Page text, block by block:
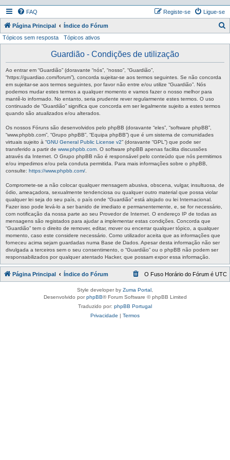
FAQ Ligue-se
Registe-se
Página Principal Índice do Fórum
Tópicos sem resposta Tópicos ativos
Guardião - Condições de utilização
Ao entrar em “Guardião” (doravante “nós”, “nosso”, “Guardião”,
“https://guardiao.com/forum”), concorda sujeitar-se aos termos seguintes. Se não concorda
em sujeitar-se aos termos seguintes, por favor não entre e/ou utilize “Guardião”. Nós
podemos mudar estes termos a qualquer momento e vamos fazer o nosso melhor para
mantê-lo informado. No entanto, seria prudente rever regularmente estes termos. O uso
continuado de “Guardião” significa que concorda em ser legalmente sujeito a estes termos
quando são atualizados e/ou alterados.
Os nossos Fóruns são desenvolvidos pelo phpBB (doravante “eles”, “software phpBB”,
“www.phpbb.com”, “Grupo phpBB”, “Equipa phpBB”) que é um sistema de comunidades
virtuais sujeito à “GNU General Public License v2” (doravante “GPL”) que pode ser
transferido a partir de www.phpbb.com . O software phpBB apenas facilita discussões
através da Internet. O Grupo phpBB não é responsável pelo conteúdo que nós permitimos
e/ou impedimos e/ou pela conduta permitida. Para mais informações sobre o phpBB,
consulte: https://www.phpbb.com/
Compromete-se a não colocar qualquer mensagem abusiva, obscena, vulgar, insultuosa, de
ódio, ameaçadora, sexualmente tendenciosa ou qualquer outro material que possa violar
qualquer lei seja do seu país, o país onde “Guardião” está alojado ou lei Internacional.
Fazer isso pode levá-lo a ser banido de imediato e permanentemente, e, se for necessário,
com notificação da nossa parte ao seu Provedor de Internet. O endereço IP de todas as
mensagens são registados para ajudar a implementar estas condições. Concorda que
“Guardião” tem o direito de remover, editar, mover ou encerrar qualquer tópico, a qualquer
momento, caso este considere necessário. Como utilizador aceita que as informações que
forneceu acima sejam guardadas numa Base de Dados. Apesar desta informação não ser
divulgada a terceiros sem o seu consentimento, o “Guardião” ou o phpBB não podem ser
responsabilizados por qualquer atentado Hacker, que possam expor essa informação.
Página Principal Índice do Fórum O Fuso Horário do Fórum é UTC
Style developer by Zuma Portal
Desenvolvido porphpBB® Forum Software © phpBB Limited
Traduzido por: phpBB Portugal
Privacidade | Termos